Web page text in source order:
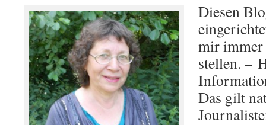
Diesen
mir immer
stellen. –
Das gilt